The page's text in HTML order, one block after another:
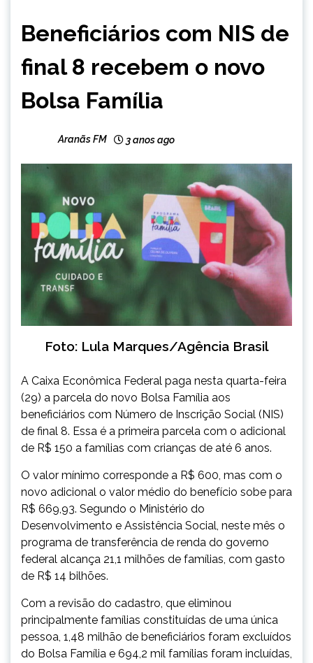
NOTÍCIAS
Beneficiários com NIS de
final 8 recebem o novo
Bolsa Família
Aranãs FM 3 anos ago
Foto: Lula Marques/Agência Brasil
A Caixa Econômica Federal paga nesta quarta-feira
(29) a parcela do novo Bolsa Família aos
beneficiários com Número de Inscrição Social (NIS)
de final 8. Essa é a primeira parcela com o adicional
de R$ 150 a famílias com crianças de até 6 anos.
O valor mínimo corresponde a R$ 600, mas com o
novo adicional o valor médio do benefício sobe para
R$ 669,93. Segundo o Ministério do
Desenvolvimento e Assistência Social, neste mês o
programa de transferência de renda do governo
federal alcança 21,1 milhões de famílias, com gasto
de R$ 14 bilhões.
Com a revisão do cadastro, que eliminou
principalmente famílias constituídas de uma única
pessoa, 1,48 milhão de beneficiários foram excluídos
do Bolsa Família e 694,2 mil famílias foram incluídas,